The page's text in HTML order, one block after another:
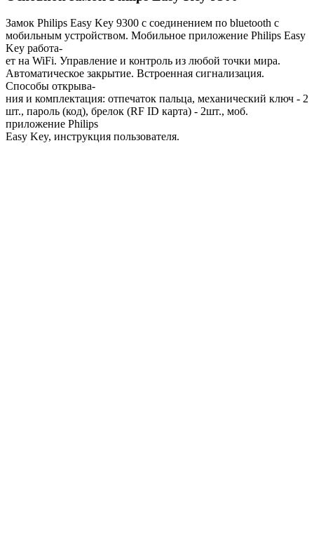
Замок Philips Easy Key 9300 с соединением по bluetooth с
мобильным устройством. Мобильное приложение Philips Easy
Key работа-
ет на WiFi. Управление и контроль из любой точки мира.
Автоматическое закрытие. Встроенная сигнализация.
Способы открыва-
ния и комплектация: отпечаток пальца, механический ключ - 2
шт., пароль (код), брелок (RF ID карта) - 2шт., моб.
приложение Philips
Easy Key, инструкция пользователя.